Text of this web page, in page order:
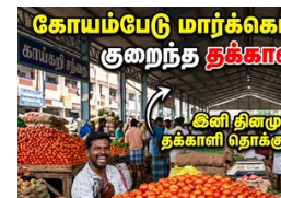
வேடம். இதை மக்கள்
வாக்குக்காகத்
தமிழர்களையும்
பிரதமர் நிறுத்திக்
முதல்வர் ஸ்டாலின்